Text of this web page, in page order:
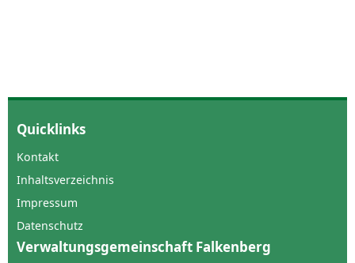
Quicklinks
Kontakt
Inhaltsverzeichnis
Impressum
Datenschutz
Verwaltungsgemeinschaft Falkenberg